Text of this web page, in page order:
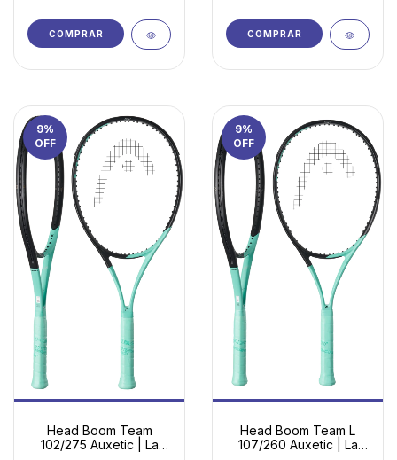
COMPRAR COMPRAR
9%
OFF
Head Boom Team
102/275 Auxetic | La
9%
OFF
Head Boom Team L
107/260 Auxetic | La